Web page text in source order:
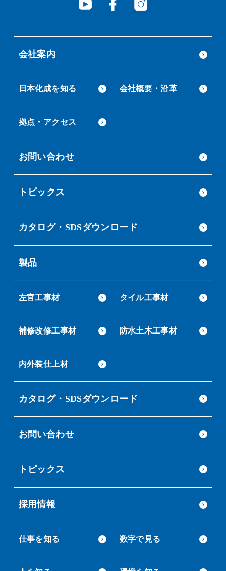
会社案内
日本化成を知る 会社概要・沿革
拠点・アクセス
お問い合わせ
トピックス
カタログ・SDSダウンロード
製品
左官工事材 タイル工事材
補修改修工事材 防水土木工事材
内外装仕上材
カタログ・SDSダウンロード
お問い合わせ
トピックス
採用情報
仕事を知る 数字で見る